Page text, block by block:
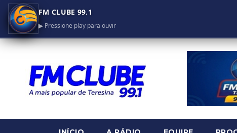
FM CLUBE 99.1
▶ Pressione play para ouvir